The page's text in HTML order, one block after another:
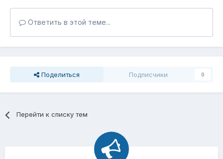
Ответить в этой теме...
Поделиться Подписчики 0
Перейти к списку тем